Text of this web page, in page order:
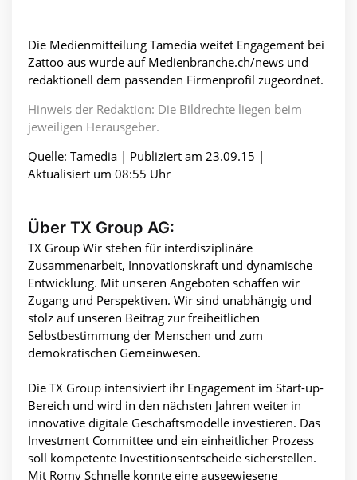
Die Medienmitteilung Tamedia weitet Engagement bei
Zattoo aus wurde auf Medienbranche.ch/news und
redaktionell dem passenden Firmenprofil zugeordnet.
Hinweis der Redaktion: Die Bildrechte liegen beim
jeweiligen Herausgeber.
Quelle: Tamedia | Publiziert am 23.09.15 |
Aktualisiert um 08:55 Uhr
Über TX Group AG:
TX Group Wir stehen für interdisziplinäre
Zusammenarbeit, Innovationskraft und dynamische
Entwicklung. Mit unseren Angeboten schaffen wir
Zugang und Perspektiven. Wir sind unabhängig und
stolz auf unseren Beitrag zur freiheitlichen
Selbstbestimmung der Menschen und zum
demokratischen Gemeinwesen.
Die TX Group intensiviert ihr Engagement im Start-up-
Bereich und wird in den nächsten Jahren weiter in
innovative digitale Geschäftsmodelle investieren. Das
Investment Committee und ein einheitlicher Prozess
soll kompetente Investitionsentscheide sicherstellen.
Mit Romy Schnelle konnte eine ausgewiesene